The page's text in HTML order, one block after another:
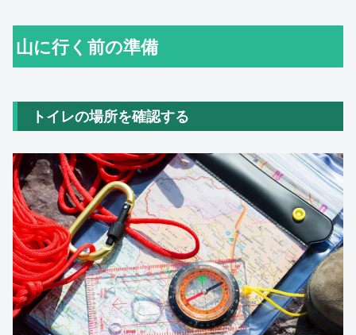
山に行く前の準備
トイレの場所を確認する